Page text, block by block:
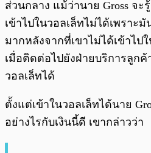
ส่วนกลาง แม้ว่านาย Gross จ
เข้าไปในวอลเล็ทไม่ได้เพราะ
มากหลังจากที่เขาไม่ได้เข้าไป
เมื่อติดต่อไปยังฝ่ายบริการลูกค้
วอลเล็ทได้
ตั้งแต่เข้าในวอลเล็ทได้นาย
อย่างไรกับเงินนี้ดี เขากล่าวว่า